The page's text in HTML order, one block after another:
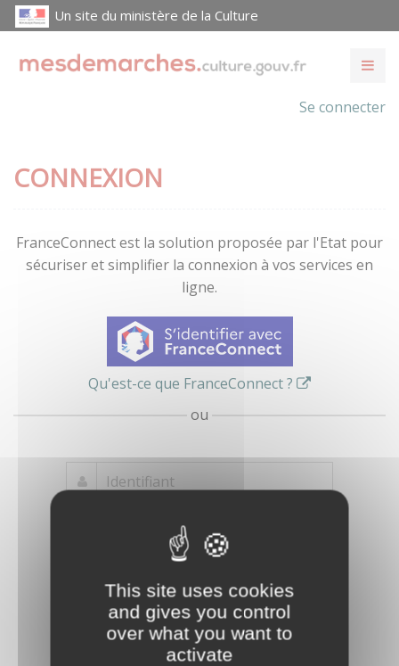
This site uses cookies
and gives you control
over what you want to
activate
Un site du ministère de la Culture
Se connecter
CONNEXION
FranceConnect est la solution proposée par l'Etat pour
sécuriser et simplifier la connexion à vos services en
ligne.
Qu'est-ce que FranceConnect ?
ou
oublié ?
compte
Connexion